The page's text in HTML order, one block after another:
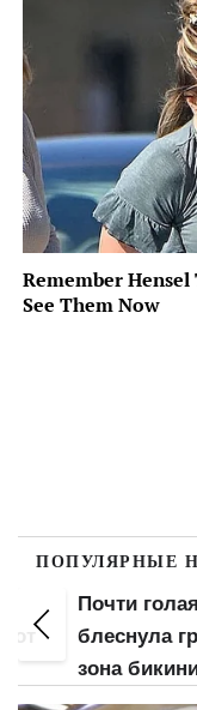
ПОПУЛЯРНЫЕ
Почти
блеснула
зона